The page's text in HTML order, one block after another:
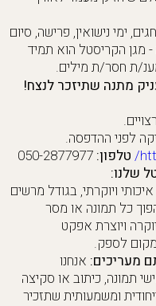
ימי נישואין, פרישה, סיום
- מגן הקריסטל הוא תמיד
ת חסר/ת מילים.
מתנה שתיזכר לנצח!
לפני ההדפסה.
טלפון:
שלנו:
ויוקרתי, בגודל מרשים
כל תמונה או מסר
ויוצרת אפקט
לספק.
מעריכים: אנחנו
תמונה, כיתוב או סקיצה
ומשמעותית שתזכיר